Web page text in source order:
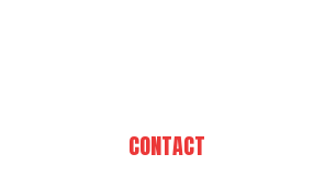
CONTACT